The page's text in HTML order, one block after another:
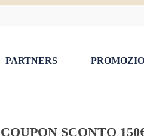
PARTNERS
COUPON SCONTO